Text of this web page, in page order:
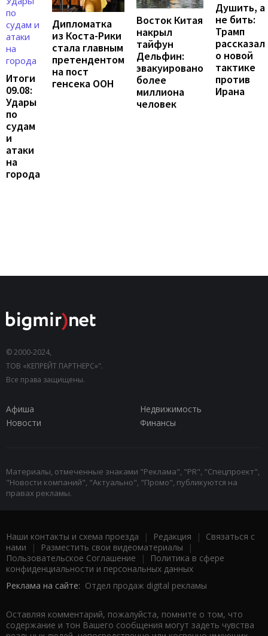
Итоги
09.08:
Удары
по
судам
и
атаки
на
города
Дипломатка
из Коста-Рики
стала главным
претендентом
на пост
генсека ООН
Восток Китая
накрыл
тайфун
Дельфин:
эвакуировано
более
миллиона
человек
Душить, а
не бить:
Трамп
рассказал
о новой
тактике
против
Ирана
© 2000-2024,
ТОВ «КЕПРЕЙТ ПАРТНЕРС»".
Все права защищены.
Афиша
Недвижимость
Новости
Финансы
Материалы, отмеченные знаками "Реклама", "PR", "Спецпроект",
"Новости компаний", "Актуально", "Промо", публикуются на
правах рекламы.
Наши контакты и схема проезда | Редакция | Связаться с
нами | Разместить свои видеоматериалы |
Пользовательское Соглашение |
Политика в сфере
конфиденциальности и персональных данных
Реклама на сайте: Отдел продаж digital рекламы
Оставляя комментарий, пожалуйста, помните о том, что
содержание и тон Вашего сообщения могут задеть чувства